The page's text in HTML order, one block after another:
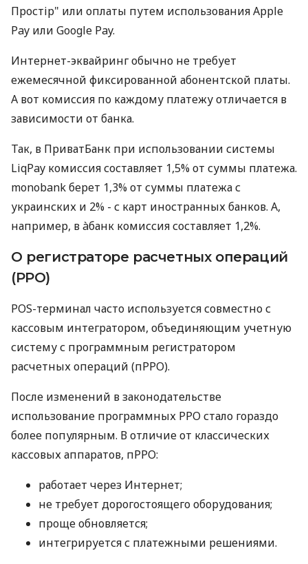
Простір" или оплаты путем использования Apple
Pay или Google Pay.
Интернет-эквайринг обычно не требует
ежемесячной фиксированной абонентской платы.
А вот комиссия по каждому платежу отличается в
зависимости от банка.
Так, в ПриватБанк при использовании системы
LiqPay комиссия составляет 1,5% от суммы платежа.
monobank берет 1,3% от суммы платежа с
украинских и 2% - с карт иностранных банков. А,
например, в àбанк комиссия составляет 1,2%.
О регистраторе расчетных операций
(РРО)
POS-терминал часто используется совместно с
кассовым интегратором, объединяющим учетную
систему с программным регистратором
расчетных операций (пРРО).
После изменений в законодательстве
использование программных РРО стало гораздо
более популярным. В отличие от классических
кассовых аппаратов, пРРО:
работает через Интернет;
не требует дорогостоящего оборудования;
проще обновляется;
интегрируется с платежными решениями.